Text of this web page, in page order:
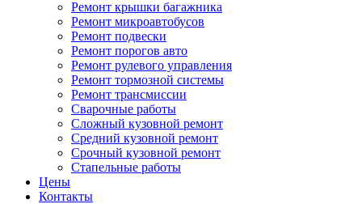
Ремонт крышки багажника
Ремонт микроавтобусов
Ремонт подвески
Ремонт порогов авто
Ремонт рулевого управления
Ремонт тормозной системы
Ремонт трансмиссии
Сварочные работы
Сложный кузовной ремонт
Средний кузовной ремонт
Срочный кузовной ремонт
Стапельные работы
Цены
Контакты